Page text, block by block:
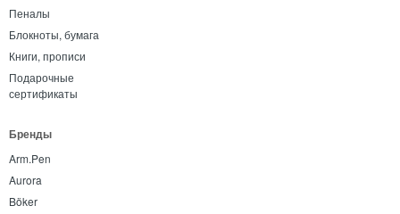
Пеналы
Блокноты, бумага
Книги, прописи
Подарочные
сертификаты
Бренды
Arm.Pen
Aurora
Böker